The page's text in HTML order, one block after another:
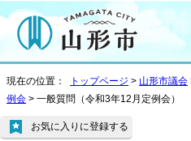
現在の位置： トップページ > 山形市議会
例会 > 一般質問（令和3年12月定例会）
お気に入りに登録する